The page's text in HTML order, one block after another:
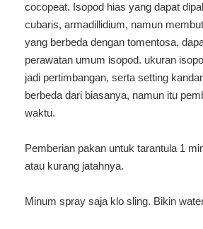
cocopeat. Isopod hias yang dapat
cubaris, armadillidium, namun
yang berbeda dengan tomentosa,
perawatan umum isopod. ukuran
jadi pertimbangan, serta setting
berbeda dari biasanya, namun itu
waktu.
Pemberian pakan untuk tarantula 1
atau kurang jatahnya.
Minum spray saja klo sling. Bikin